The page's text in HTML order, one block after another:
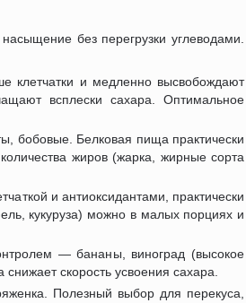
без перегрузки углеводами.
клетчатки и медленно высвобождают
всплески сахара. Оптимальное
бобовые. Белковая пища практически
жиров (жарка, жирные сорта
и антиоксидантами, практически
кукуруза) можно в малых порциях и
— бананы, виноград (высокое
скорость усвоения сахара.
Полезный выбор для перекуса,